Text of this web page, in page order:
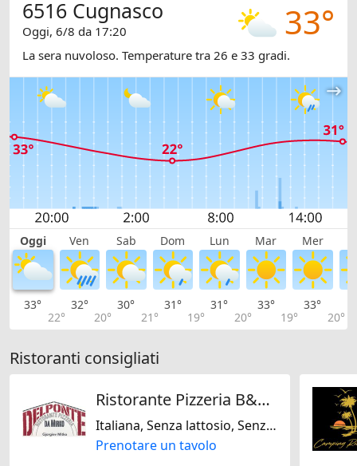
33°
6516 Cugnasco
Oggi, 6/8 da 17:20
La sera nuvoloso. Temperature tra 26 e 33 gradi.
Oggi Ven Sab Dom Lun Mar Mer
33°
22°
32°
20°
30°
21°
31°
19°
31°
20°
33°
19°
33°
20°
Ristoranti consigliati
Ristorante Pizzeria B&B Del Ponte
Italiana, Senza lattosio, Senza noci, Mediterranea, Svizzera
Prenotare un tavolo